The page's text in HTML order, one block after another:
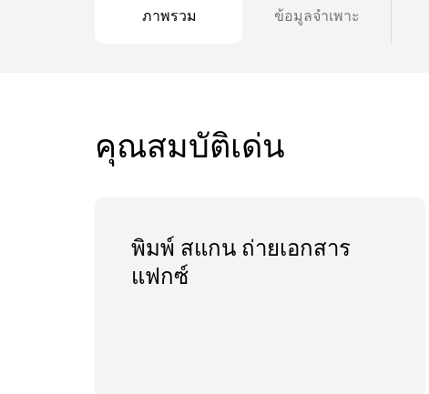
ภาพรวม ข้อมูลจำเพาะ
คุณสมบัติเด่น
พิมพ์ สแกน ถ่ายเอกสาร
แฟกซ์